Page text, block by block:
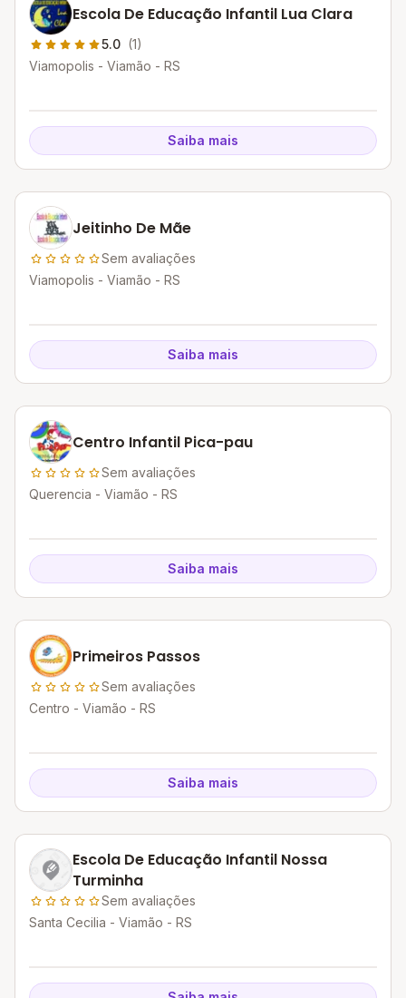
Escola De Educação Infantil Lua Clara
5.0 (1)
Viamopolis - Viamão - RS
Saiba mais
Jeitinho De Mãe
Sem avaliações
Viamopolis - Viamão - RS
Saiba mais
Centro Infantil Pica-pau
Sem avaliações
Querencia - Viamão - RS
Saiba mais
Primeiros Passos
Sem avaliações
Centro - Viamão - RS
Saiba mais
Escola De Educação Infantil Nossa
Turminha
Sem avaliações
Santa Cecilia - Viamão - RS